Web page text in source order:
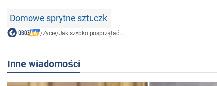
Domowe sprytne sztuczki
/Życie/Jak szybko posprzątać...
Inne wiadomości